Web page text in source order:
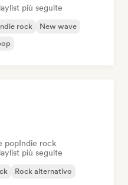
più seguite
rock
New wave
popIndie rock
più seguite
Rock alternativo